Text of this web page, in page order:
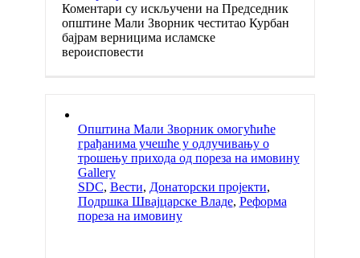
Коментари су искључени на Председник
општине Мали Зворник честитао Курбан
бајрам верницима исламске
вероисповести
Општина Мали Зворник омогућиће
грађанима учешће у одлучивању о
трошењу прихода од пореза на имовину
Gallery
SDC, Вести, Донаторски пројекти,
Подршка Швајцарске Владе, Реформа
пореза на имовину